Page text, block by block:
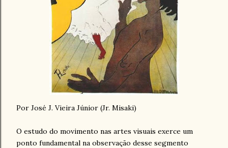
Por José J. Vieira Júnior (Jr. Misaki)
O estudo do movimento nas artes visuais exerce um
ponto fundamental na observação desse segmento